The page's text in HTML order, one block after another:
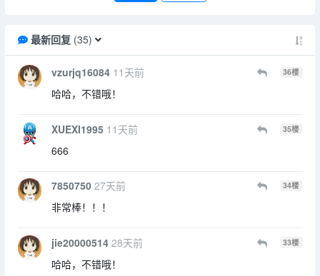
最新回复(35)
vzurjq16084 11天前 36楼
哈哈，不错哦！
XUEXI1995 11天前 35楼
666
7850750 27天前 34楼
非常棒！！！
jie20000514 28天前 33楼
哈哈，不错哦！